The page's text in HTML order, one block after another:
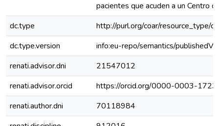
pacientes que acuden a un Centro
dc.type
http://purl.org/coar/resource_type/
dc.type.version
info:eu-repo/semantics/
renati.advisor.dni
21547012
renati.advisor.orcid
https://orcid.org/0000-0003-
renati.author.dni
70118984